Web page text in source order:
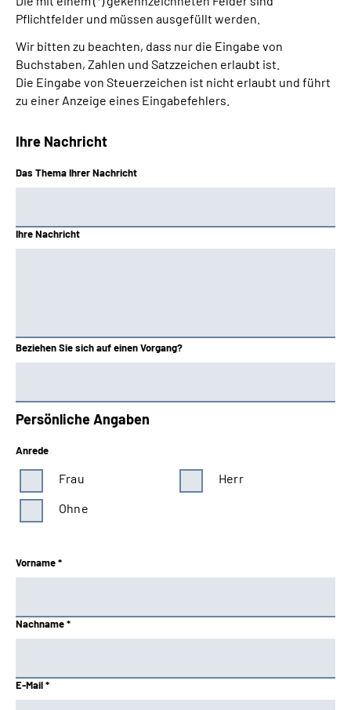
Pflichtfelder und müssen ausgefüllt werden.
Wir bitten zu beachten, dass nur die Eingabe von
Buchstaben, Zahlen und Satzzeichen erlaubt ist.
Die Eingabe von Steuerzeichen ist nicht erlaubt und führt
zu einer Anzeige eines Eingabefehlers.
Ihre Nachricht
Das Thema Ihrer Nachricht
Ihre Nachricht
Beziehen Sie sich auf einen Vorgang?
Persönliche Angaben
Anrede
Frau
Herr
Ohne
Vorname *
Nachname *
E-Mail *